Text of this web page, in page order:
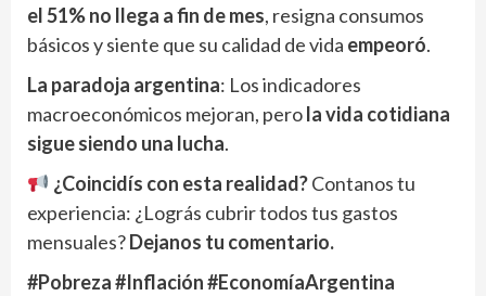
el 51% no llega a fin de mes, resigna consumos
básicos y siente que su calidad de vida empeoró.
La paradoja argentina: Los indicadores
macroeconómicos mejoran, perola vida cotidiana
sigue siendo una lucha.
¿Coincidís con esta realidad?Contanos tu
experiencia: ¿Lográs cubrir todos tus gastos
mensuales?Dejanos tu comentario.
#Pobreza #Inflación #EconomíaArgentina